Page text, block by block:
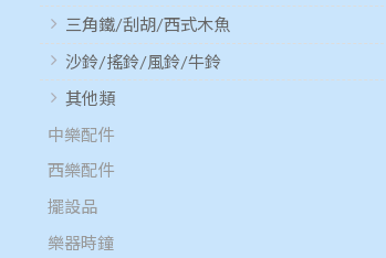
三角鐵/刮胡/西式木魚
沙鈴/搖鈴/風鈴/牛鈴
其他類
中樂配件
西樂配件
擺設品
樂器時鐘